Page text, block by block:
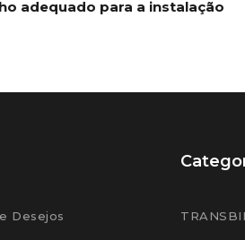
adequado para a instalação
Desejos